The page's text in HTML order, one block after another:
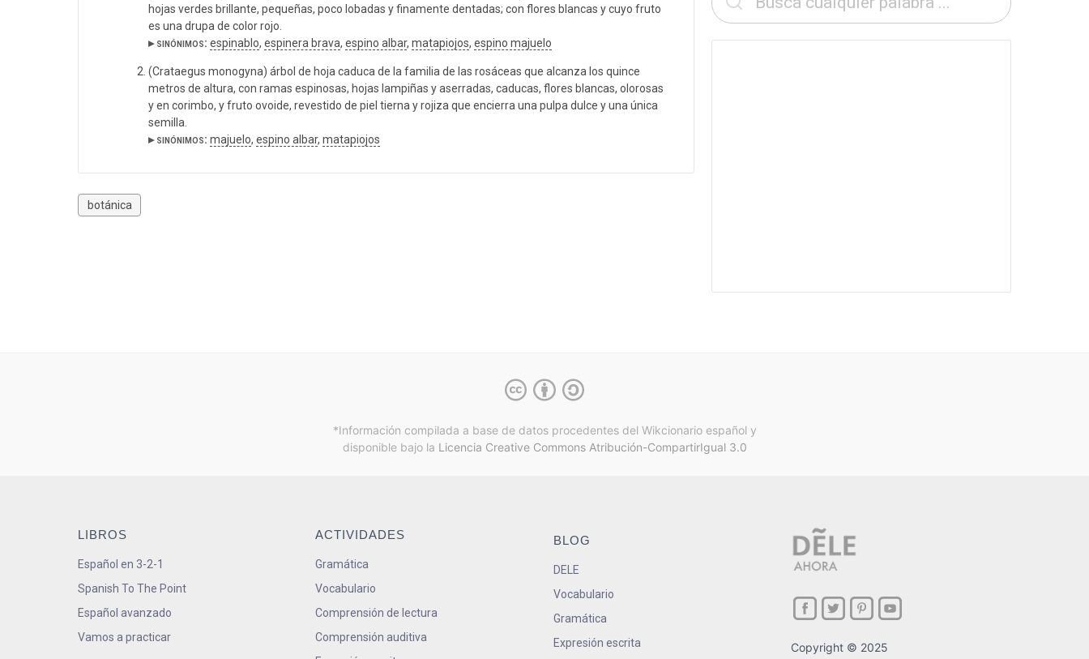
hojas verdes brillante, pequeñas, poco lobadas y finamente dentadas; con flores blancas y cuyo fruto
es una drupa de color rojo.
▸ sinónimos: espinablo, espinera brava, espino albar, matapiojos, espino majuelo
(Crataegus monogyna) árbol de hoja caduca de la familia de las rosáceas que alcanza los quince
metros de altura, con ramas espinosas, hojas lampiñas y aserradas, caducas, flores blancas, olorosas
y en corimbo, y fruto ovoide, revestido de piel tierna y rojiza que encierra una pulpa dulce y una única
semilla.
▸ sinónimos: majuelo, espino albar, matapiojos
botánica
*Información compilada a base de datos procedentes del Wikcionario español y
disponible bajo la Licencia Creative Commons Atribución-CompartirIgual 3.0
LIBROS
Español en 3-2-1
Spanish To The Point
Español avanzado
Vamos a practicar
ACTIVIDADES
Gramática
Vocabulario
Comprensión de lectura
Comprensión auditiva
BLOG
DELE
Vocabulario
Gramática
Expresión escrita
Copyright © 2025